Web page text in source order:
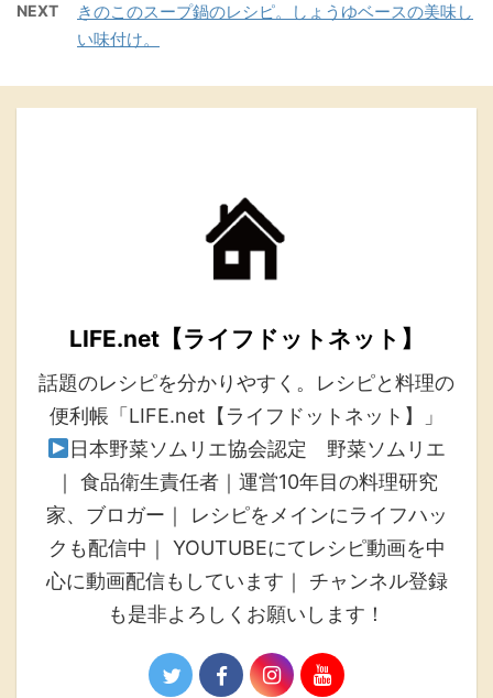
NEXT
きのこのスープ鍋のレシピ。しょうゆベースの美味し
い味付け。
LIFE.net【ライフドットネット】
話題のレシピを分かりやすく。レシピと料理の
便利帳「LIFE.net【ライフドットネット】」
日本野菜ソムリエ協会認定 野菜ソムリエ
｜ 食品衛生責任者｜運営10年目の料理研究
家、ブロガー｜ レシピをメインにライフハッ
クも配信中｜ YOUTUBEにてレシピ動画を中
心に動画配信もしています｜ チャンネル登録
も是非よろしくお願いします！